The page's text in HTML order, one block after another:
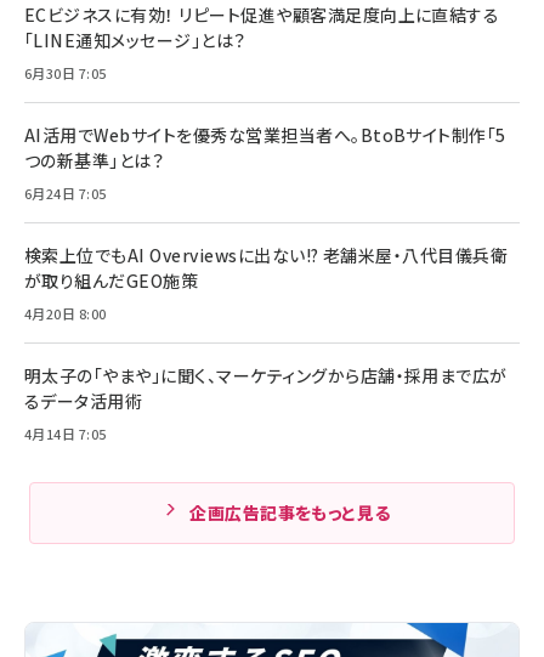
ECビジネスに有効！ リピート促進や顧客満足度向上に直結する
「LINE通知メッセージ」とは？
6月30日 7:05
AI活用でWebサイトを優秀な営業担当者へ。BtoBサイト制作「5
つの新基準」とは？
6月24日 7:05
検索上位でもAI Overviewsに出ない!? 老舗米屋・八代目儀兵衛
が取り組んだGEO施策
4月20日 8:00
明太子の「やまや」に聞く、マーケティングから店舗・採用まで広が
るデータ活用術
4月14日 7:05
企画広告記事をもっと見る